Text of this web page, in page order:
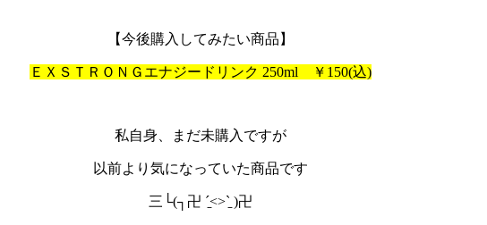
【今後購入してみたい商品】
ＥＸＳＴＲＯＮＧエナジードリンク 250ml ￥150(込)
私自身、まだ未購入ですが
以前より気になっていた商品です
三└(┐卍 ˊ̱˂˃ˋ̱ )卍